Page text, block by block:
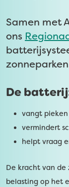
Samen met
ons
De
vangt
vermindert
helpt vraag
De kracht van
belasting op het